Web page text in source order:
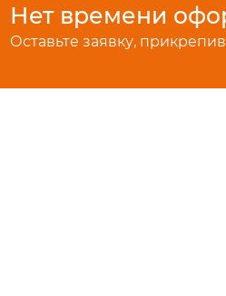
Нет времени
Оставьте заявку,